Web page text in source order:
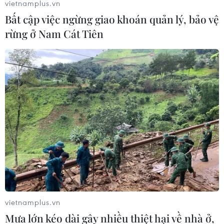
Trưởng đoàn Vietrade và Văn phòng Xúc tiến Xuất khẩu
Canada trao quà lưu niệm sau phiên thảo luận. (Ảnh: Hà
Linh/TTXVN)
vietnamplus.vn
Bất cập việc ngừng giao khoán quản lý, bảo vệ
rừng ở Nam Cát Tiên
vietnamplus.vn
Mưa lớn kéo dài gây nhiều thiệt hại về nhà ở,